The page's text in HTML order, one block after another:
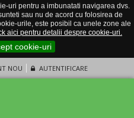
uri pentru a imbunatati navigarea dvs.
sau nu de acord cu folosirea de
urile, este posibil ca unele zone ale
aici pentru detalii despre cookie-uri.
cookie-uri
NOU AUTENTIFICARE